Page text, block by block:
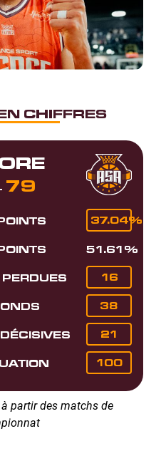
CHIFFRES
79
37.04%
51.61%
16
38
21
100
partir des matchs de